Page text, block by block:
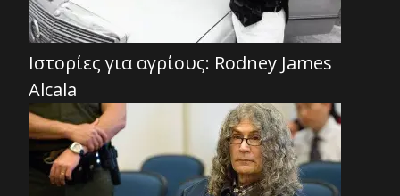
Ιστορίες για αγρίους: Rodney James
Alcala